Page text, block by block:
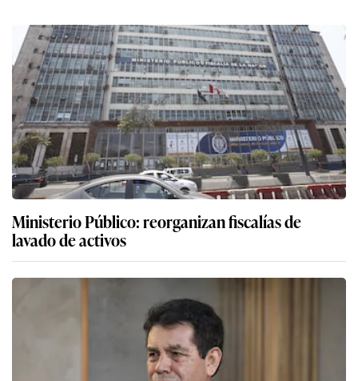
Ministerio Público: reorganizan fiscalías de
lavado de activos